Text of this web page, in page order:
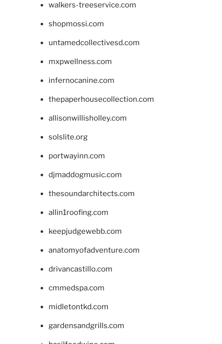
walkers-treeservice.com
shopmossi.com
untamedcollectivesd.com
mxpwellness.com
infernocanine.com
thepaperhousecollection.com
allisonwillisholley.com
solslite.org
portwayinn.com
djmaddogmusic.com
thesoundarchitects.com
allin1roofing.com
keepjudgewebb.com
anatomyofadventure.com
drivancastillo.com
cmmedspa.com
midletontkd.com
gardensandgrills.com